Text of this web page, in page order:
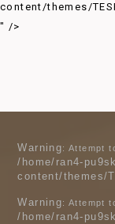
content/themes/
" />
Warning: Attempt
/home/ran4-
content/themes/
Warning: Attempt
/home/ran4-